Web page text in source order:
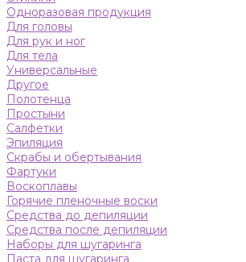
Одноразовая продукция
Для головы
Для рук и ног
Для тела
Универсальные
Другое
Полотенца
Простыни
Салфетки
Эпиляция
Скрабы и обертывания
Фартуки
Воскоплавы
Горячие пленочные воски
Средства до депиляции
Средства после депиляции
Наборы для шугаринга
Паста для шугаринга